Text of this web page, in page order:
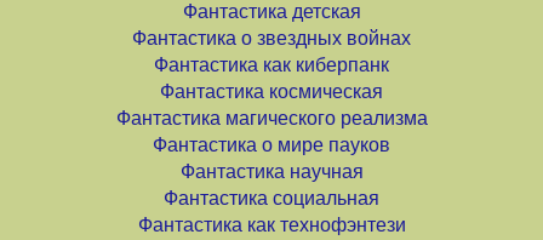
Фантастика детская
Фантастика о звездных войнах
Фантастика как киберпанк
Фантастика космическая
Фантастика магического реализма
Фантастика о мире пауков
Фантастика научная
Фантастика социальная
Фантастика как технофэнтези